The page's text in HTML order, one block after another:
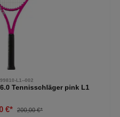
L1--002
Tennisschläger pink L1
€* 200,00 €*